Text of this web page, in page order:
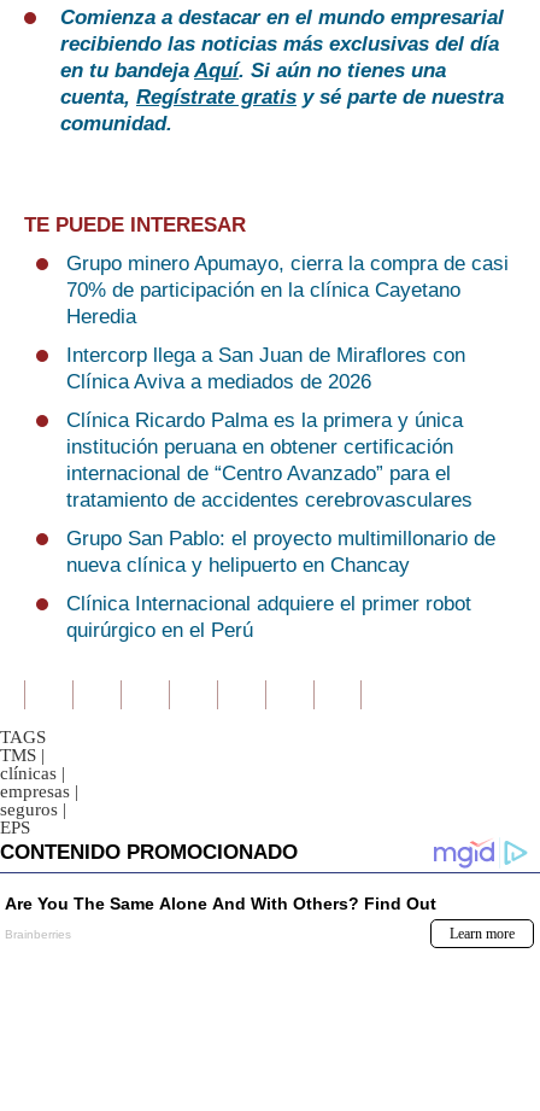
Comienza a destacar en el mundo empresarial
recibiendo las noticias más exclusivas del día
en tu bandejaAquí. Si aún no tienes una
cuenta, Regístrate gratis y sé parte de nuestra
comunidad.
TE PUEDE INTERESAR
Grupo minero Apumayo, cierra la compra de casi
70% de participación en la clínica Cayetano
Heredia
Intercorp llega a San Juan de Miraflores con
Clínica Aviva a mediados de 2026
Clínica Ricardo Palma es la primera y única
institución peruana en obtener certificación
internacional de “Centro Avanzado” para el
tratamiento de accidentes cerebrovasculares
Grupo San Pablo: el proyecto multimillonario de
nueva clínica y helipuerto en Chancay
Clínica Internacional adquiere el primer robot
quirúrgico en el Perú
TAGS
TMS |
clínicas |
empresas |
seguros |
EPS